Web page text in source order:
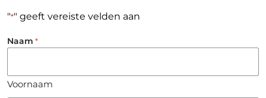
"*" geeft vereiste velden aan
Naam *
Voornaam